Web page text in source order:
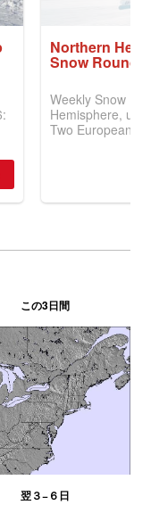
この3日間
翌３−６日